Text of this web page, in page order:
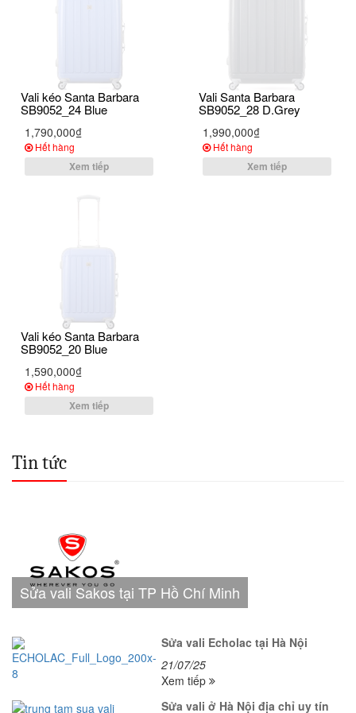
Vali kéo Santa Barbara
SB9052_24 Blue
1,790,000₫
Hết hàng
Xem tiếp
Vali Santa Barbara
SB9052_28 D.Grey
1,990,000₫
Hết hàng
Xem tiếp
Vali kéo Santa Barbara
SB9052_20 Blue
1,590,000₫
Hết hàng
Xem tiếp
Tin tức
Sửa vali Sakos tại TP Hồ Chí Minh
Sửa vali Echolac tại Hà Nội
21/07/25
Xem tiếp
Sửa vali ở Hà Nội địa chỉ uy tín